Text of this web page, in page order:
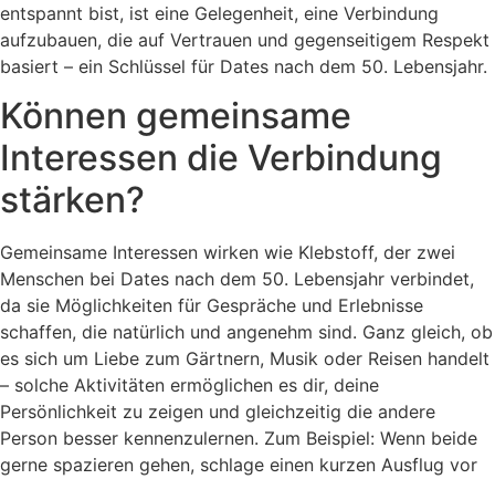
entspannt bist, ist eine Gelegenheit, eine Verbindung
aufzubauen, die auf Vertrauen und gegenseitigem Respekt
basiert – ein Schlüssel für Dates nach dem 50. Lebensjahr.
Können gemeinsame
Interessen die Verbindung
stärken?
Gemeinsame Interessen wirken wie Klebstoff, der zwei
Menschen bei Dates nach dem 50. Lebensjahr verbindet,
da sie Möglichkeiten für Gespräche und Erlebnisse
schaffen, die natürlich und angenehm sind. Ganz gleich, ob
es sich um Liebe zum Gärtnern, Musik oder Reisen handelt
– solche Aktivitäten ermöglichen es dir, deine
Persönlichkeit zu zeigen und gleichzeitig die andere
Person besser kennenzulernen. Zum Beispiel: Wenn beide
gerne spazieren gehen, schlage einen kurzen Ausflug vor